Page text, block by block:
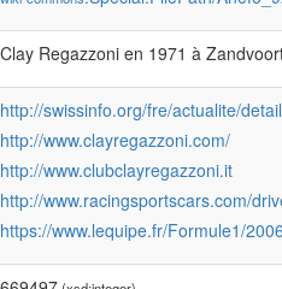
Clay Regazzoni en 1971 à
http://swissinfo.org/fre/actualite/
http://www.clayregazzoni.com/
http://www.clubclayregazzoni.it
http://www.racingsportscars.com/
https://www.lequipe.fr/Formule1/